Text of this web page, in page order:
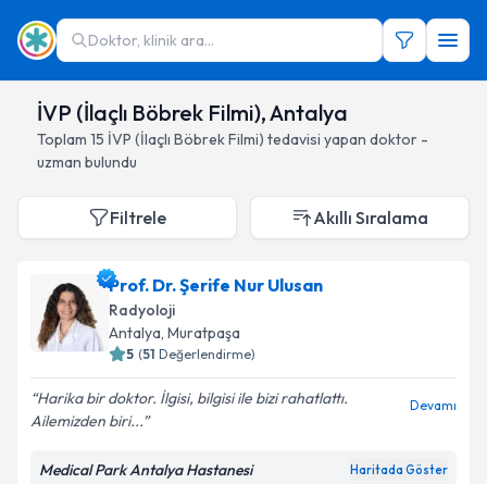
Doktor, klinik ara...
İVP (İlaçlı Böbrek Filmi), Antalya
Toplam 15 İVP (İlaçlı Böbrek Filmi) tedavisi yapan doktor -
uzman bulundu
Filtrele Akıllı Sıralama
Prof. Dr. Şerife Nur Ulusan
Radyoloji
Antalya, Muratpaşa
5 (51 Değerlendirme)
Harika bir doktor. İlgisi, bilgisi ile bizi rahatlattı.
Ailemizden biri...
Devamı
Medical Park Antalya Hastanesi Haritada Göster